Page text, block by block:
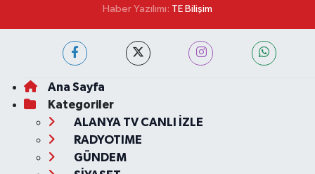
Haber Yazılımı: TE Bilişim
Ana Sayfa
Kategoriler
ALANYA TV CANLI İZLE
RADYOTIME
GÜNDEM